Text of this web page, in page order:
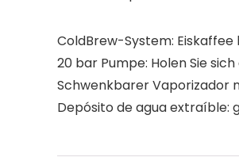
ColdBrew-System: Eiskaffee
20 bar Pumpe: Holen Sie
Schwenkbarer Vaporizador
Depósito de agua extraíble: